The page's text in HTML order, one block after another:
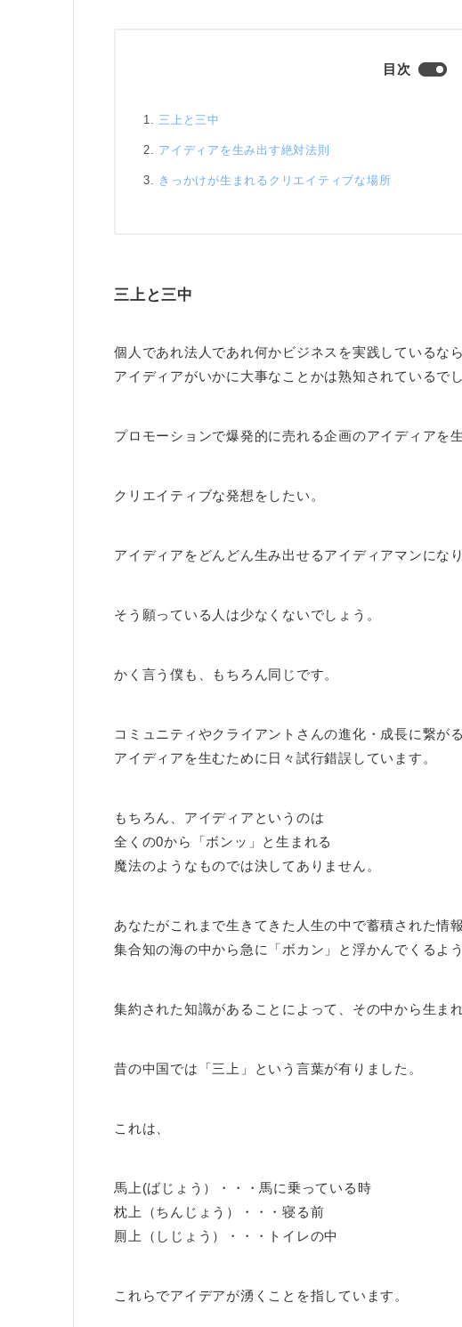
目次
三上と三中
アイディアを生み出す絶対法則
きっかけが生まれるクリエイティブな場所
三上と三中
個人であれ法人であれ何かビジネスを実践しているなら
アイディアがいかに大事なことかは熟知されているでし
プロモーションで爆発的に売れる企画のアイディアを
クリエイティブな発想をしたい。
アイディアをどんどん生み出せるアイディアマンになり
そう願っている人は少なくないでしょう。
かく言う僕も、もちろん同じです。
コミュニティやクライアントさんの進化・成長に繋がる
アイディアを生むために日々試行錯誤しています。
もちろん、アイディアというのは
全くの0から「ボンッ」と生まれる
魔法のようなものでは決してありません。
あなたがこれまで生きてきた人生の中で蓄積された情
集合知の海の中から急に「ボカン」と浮かんでくるよ
集約された知識があることによって、その中から生ま
昔の中国では「三上」という言葉が有りました。
これは、
馬上(ばじょう）・・・馬に乗っている時
枕上（ちんじょう）・・・寝る前
厠上（しじょう）・・・トイレの中
これらでアイデアが湧くことを指しています。